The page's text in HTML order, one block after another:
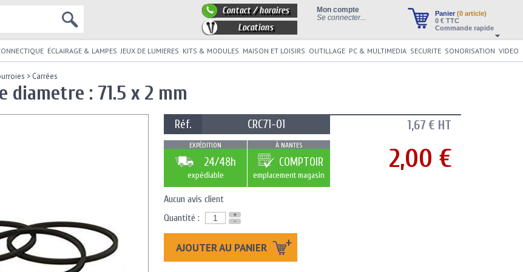
Panier (0 article)
0 € TTC
Commande rapide
Mon compte
Se connecter...
Contact / horaires
Locations
ÉCLAIRAGE & LAMPES JEUX DE LUMIERES KITS & MODULES MAISON ET LOISIRS OUTILLAGE PC & MULTIMEDIA SECURITE SONORISATION VIDEO
> Carrées
diametre : 71.5 x 2 mm
Réf. CRC71-01
EXPÉDITION
24/48h
expédiable
À NANTES
COMPTOIR
emplacement magasin
1,67 € HT
2,00 €
Aucun avis client
Quantité :
+
-
AJOUTER AU PANIER